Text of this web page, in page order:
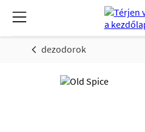
dezodorok